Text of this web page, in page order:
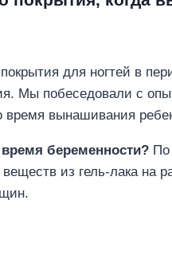
для ногтей в
Мы побеседовали с
время вынашивания
беременности? По
из гель-лака на